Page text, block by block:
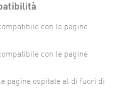
con le pagine
con le pagine
pagine ospitate al di fuori di